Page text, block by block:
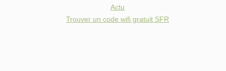
Actu
Trouver un code wifi gratuit SFR